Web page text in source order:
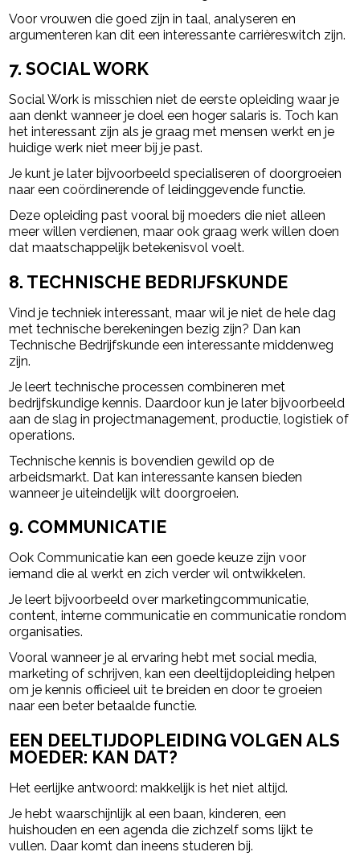
Voor vrouwen die goed zijn in taal, analyseren en
argumenteren kan dit een interessante carrièreswitch zijn.
7. SOCIAL WORK
Social Work is misschien niet de eerste opleiding waar je
aan denkt wanneer je doel een hoger salaris is. Toch kan
het interessant zijn als je graag met mensen werkt en je
huidige werk niet meer bij je past.
Je kunt je later bijvoorbeeld specialiseren of doorgroeien
naar een coördinerende of leidinggevende functie.
Deze opleiding past vooral bij moeders die niet alleen
meer willen verdienen, maar ook graag werk willen doen
dat maatschappelijk betekenisvol voelt.
8. TECHNISCHE BEDRIJFSKUNDE
Vind je techniek interessant, maar wil je niet de hele dag
met technische berekeningen bezig zijn? Dan kan
Technische Bedrijfskunde een interessante middenweg
zijn.
Je leert technische processen combineren met
bedrijfskundige kennis. Daardoor kun je later bijvoorbeeld
aan de slag in projectmanagement, productie, logistiek of
operations.
Technische kennis is bovendien gewild op de
arbeidsmarkt. Dat kan interessante kansen bieden
wanneer je uiteindelijk wilt doorgroeien.
9. COMMUNICATIE
Ook Communicatie kan een goede keuze zijn voor
iemand die al werkt en zich verder wil ontwikkelen.
Je leert bijvoorbeeld over marketingcommunicatie,
content, interne communicatie en communicatie rondom
organisaties.
Vooral wanneer je al ervaring hebt met social media,
marketing of schrijven, kan een deeltijdopleiding helpen
om je kennis officieel uit te breiden en door te groeien
naar een beter betaalde functie.
EEN DEELTIJDOPLEIDING VOLGEN ALS
MOEDER: KAN DAT?
Het eerlijke antwoord: makkelijk is het niet altijd.
Je hebt waarschijnlijk al een baan, kinderen, een
huishouden en een agenda die zichzelf soms lijkt te
vullen. Daar komt dan ineens studeren bij.